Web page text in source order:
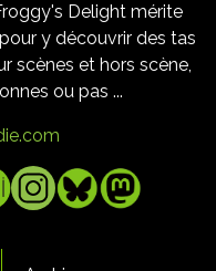
Delight mérite
y découvrir des tas
scènes et hors scène,
ou pas ...